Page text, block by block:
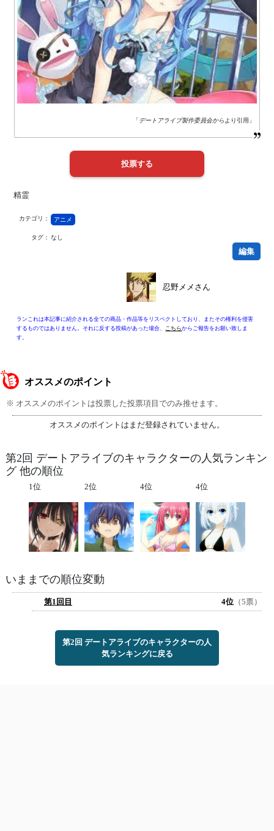
「デートアライブ製作委員会から より引用」
精霊
カテゴリ： アニメ
タグ： なし
編集
忍野メメさん
ランこれは本記事に紹介される全ての商品・作品等をリスペクトしており、またその権利を侵害
するものではありません。それに反する投稿があった場合、
こちらからご報告をお願い致しま
す。
オススメのポイント
※ オススメのポイントは投票した投票項目でのみ推せます。
オススメのポイントはまだ登録されていません。
第2回 デートアライブのキャラクターの人気ランキン
グ 他の順位
1位 2位 4位 4位
いままでの順位変動
第1回目 4位 （5票）
第2回 デートアライブのキャラクターの人
気ランキングに戻る